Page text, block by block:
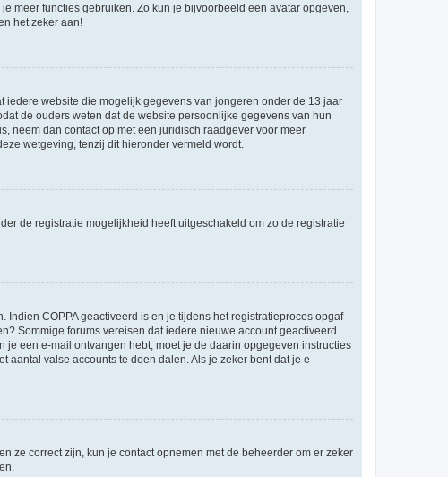
meer functies gebruiken. Zo kun je bijvoorbeeld een avatar opgeven,
het zeker aan!
iedere website die mogelijk gegevens van jongeren onder de 13 jaar
de ouders weten dat de website persoonlijke gegevens van hun
neem dan contact op met een juridisch raadgever voor meer
wetgeving, tenzij dit hieronder vermeld wordt.
de registratie mogelijkheid heeft uitgeschakeld om zo de registratie
COPPA geactiveerd is en je tijdens het registratieproces opgaf
Sommige forums vereisen dat iedere nieuwe account geactiveerd
een e-mail ontvangen hebt, moet je de daarin opgegeven instructies
aantal valse accounts te doen dalen. Als je zeker bent dat je e-
ze correct zijn, kun je contact opnemen met de beheerder om er zeker